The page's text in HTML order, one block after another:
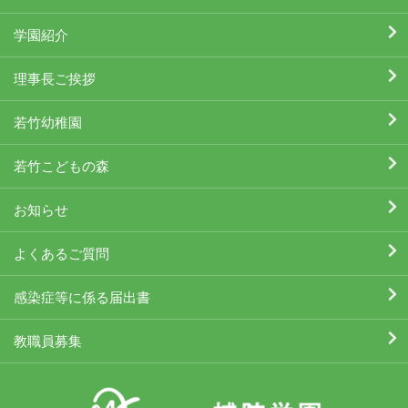
学園紹介
理事長ご挨拶
若竹幼稚園
若竹こどもの森
お知らせ
よくあるご質問
感染症等に係る届出書
教職員募集